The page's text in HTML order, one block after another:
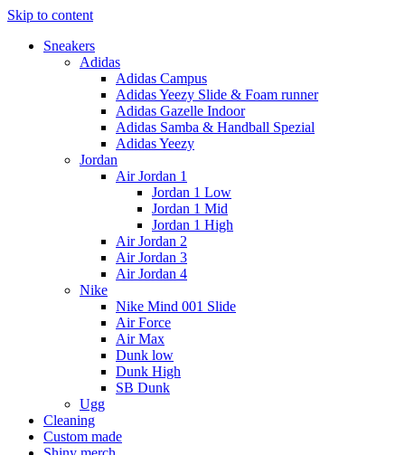
Skip to content
Sneakers
Adidas
Adidas Campus
Adidas Yeezy Slide & Foam runner
Adidas Gazelle Indoor
Adidas Samba & Handball Spezial
Adidas Yeezy
Jordan
Air Jordan 1
Jordan 1 Low
Jordan 1 Mid
Jordan 1 High
Air Jordan 2
Air Jordan 3
Air Jordan 4
Nike
Nike Mind 001 Slide
Air Force
Air Max
Dunk low
Dunk High
SB Dunk
Ugg
Cleaning
Custom made